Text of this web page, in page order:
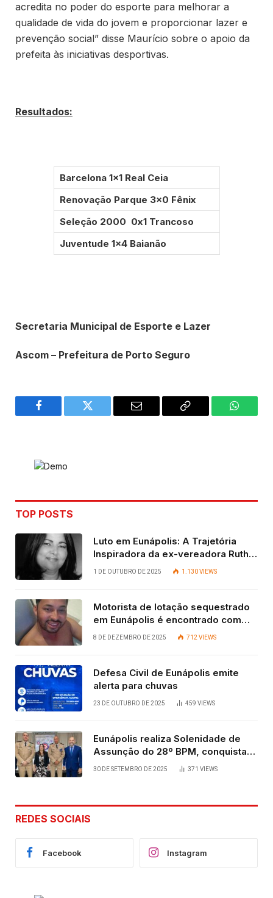
acredita no poder do esporte para melhorar a
qualidade de vida do jovem e proporcionar lazer e
prevenção social” disse Maurício sobre o apoio da
prefeita às iniciativas desportivas.
Resultados:
Barcelona 1×1 Real Ceia
Renovação Parque 3×0 Fênix
Seleção 2000 0x1 Trancoso
Juventude 1×4 Baianão
Secretaria Municipal de Esporte e Lazer
Ascom – Prefeitura de Porto Seguro
Facebook Twitter Email
Copy
TOP POSTS
Luto em Eunápolis: A Trajetória
Inspiradora da ex-vereadora Ruth
Contadora
1 DE OUTUBRO DE 2025 1.130VIEWS
Motorista de lotação sequestrado
em Eunápolis é encontrado com
vida após quatro dias.
8 DE DEZEMBRO DE 2025 712 VIEWS
Defesa Civil de Eunápolis emite
alerta para chuvas
23 DE OUTUBRO DE 2025 459 VIEWS
Eunápolis realiza Solenidade de
Assunção do 28º BPM, conquista
viabilizada por articulação política
30 DE SETEMBRO DE 2025 371 VIEWS
REDES SOCIAIS
Facebook Instagram